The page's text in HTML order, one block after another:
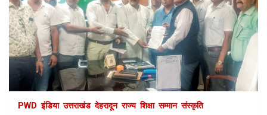
PWD इंडिया उत्तराखंड देहरादून राज्य शिक्षा सम्मान संस्कृति